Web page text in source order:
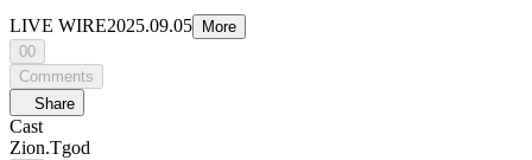
LIVE WIRE2025.09.05
More
00
Comments
Share
Cast
Zion.Tgod